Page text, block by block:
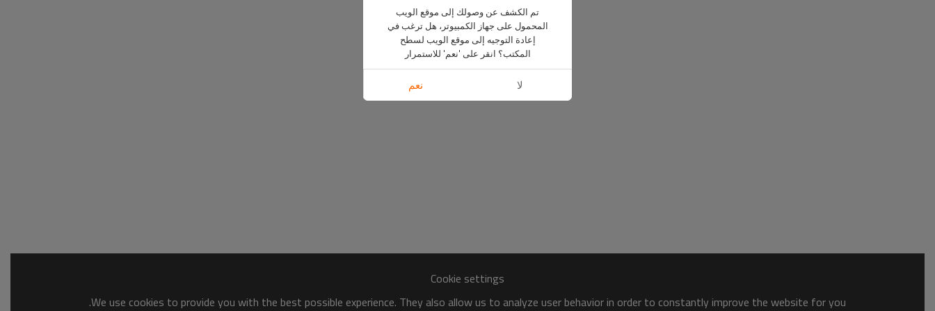
Cookie settings
We use cookies to provide you with the best possible experience. They also allow us to analyze user behavior in order to constantly improve the website for you.
تم الكشف عن وصولك إلى موقع الويب
المحمول على جهاز الكمبيوتر، هل ترغب في
إعادة التوجيه إلى موقع الويب لسطح
المكتب؟ انقر على 'نعم' للاستمرار
لا نعم